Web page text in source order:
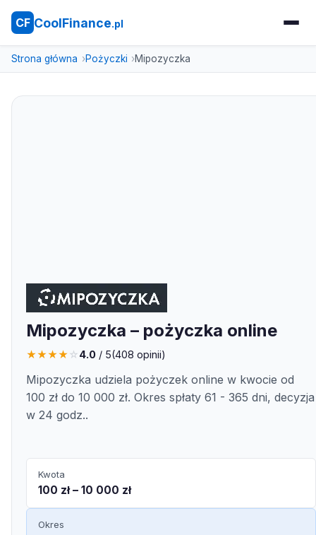
CF CoolFinance.pl
Strona główna Pożyczki Mipozyczka
Mipozyczka – pożyczka online
★★★★☆4.0 / 5(408 opinii)
Mipozyczka udziela pożyczek online w kwocie od
100 zł do 10 000 zł. Okres spłaty 61 - 365 dni, decyzja
w 24 godz..
Kwota
100 zł – 10 000 zł
Okres